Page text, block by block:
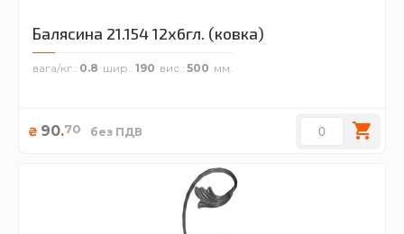
Балясина 21.154 12х6гл. (ковка)
вага/кг. 0.8 шир. 190 вис. 500
₴ 90.70 без ПДВ